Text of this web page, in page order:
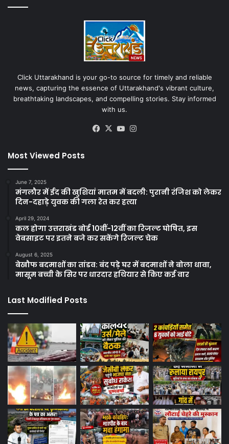
Click Uttarakhand is your go-to source for timely and reliable
news, capturing the essence of Uttarakhand's vibrant culture,
breathtaking landscapes, and compelling stories. Stay informed
with us.
Facebook
X YouTube
Most Viewed Posts
June 7, 2025
मंगलौर में ईद की खुशियां मातम में बदली: पुरानी रंजिश को लेकर
दिन-दहाड़े युवक की गला रेत कर हत्या
April 29, 2024
कल होगा उत्तराखंड बोर्ड 10वीं-12वीं का रिजल्ट घोषित, इस
वेबसाइट पर इतने बजे कर सकेंगे रिजल्ट चेक
August 6, 2025
बेखौफ बदमाशों का तांडव: बंद पड़े घर में बदमाशों ने बोला धावा,
मासूम बच्ची के सिर पर धारदार हथियार से किए कई वार
Last Modified Posts